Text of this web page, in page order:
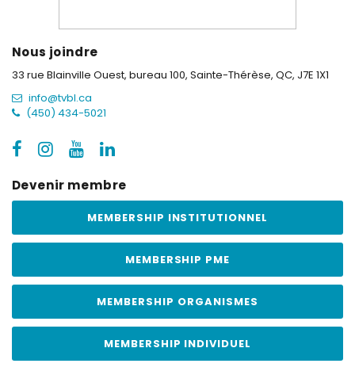
Nous joindre
33 rue Blainville Ouest, bureau 100, Sainte-Thérèse, QC, J7E 1X1
info@tvbl.ca
(450) 434-5021
Devenir membre
MEMBERSHIP INSTITUTIONNEL
MEMBERSHIP PME
MEMBERSHIP ORGANISMES
MEMBERSHIP INDIVIDUEL